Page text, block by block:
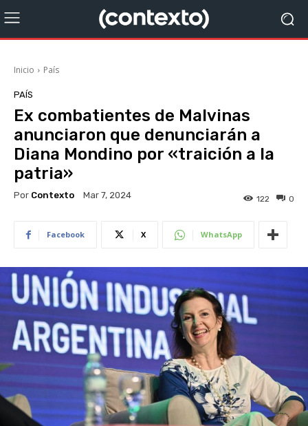
Inicio País
PAÍS
Ex combatientes de Malvinas
anunciaron que denunciarán a
Diana Mondino por «traición a la
patria»
Por Contexto Mar 7, 2024 0
122
Facebook X WhatsApp